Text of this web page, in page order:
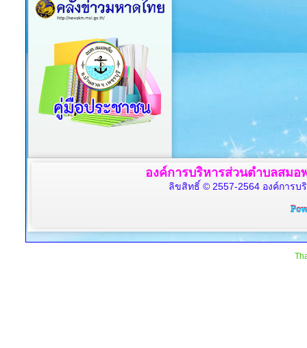
องค์การบริหารส่วนตำบลสมอ
ลิขสิทธิ์ © 2557-2564 องค์การ